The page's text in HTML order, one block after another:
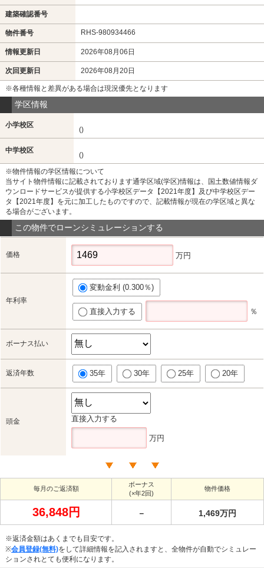
建築確認番号
物件番号 RHS-980934466
情報更新日 2026年08月06日
次回更新日 2026年08月20日
※各種情報と差異がある場合は現況優先となります
学区情報
小学校区
()
中学校区
()
※物件情報の学区情報について
当サイト物件情報に記載されております通学区域(学区)情報は、国土数値情報ダ
ウンロードサービスが提供する小学校区データ【2021年度】及び中学校区デー
タ【2021年度】を元に加工したものですので、記載情報が現在の学区域と異な
る場合がございます。
この物件でローンシミュレーションする
価格 万円
年利率
変動金利 (0.300％)
直接入力する ％
ボーナス払い
返済年数 35年 30年 25年 20年
頭金 直接入力する
万円
毎月のご返済額
ボーナス
(×年2回)
物件価格
36,848円 － 1,469万円
※返済金額はあくまでも目安です。
※会員登録(無料)をして詳細情報を記入されますと、全物件が自動でシミュレー
ションされとても便利になります。